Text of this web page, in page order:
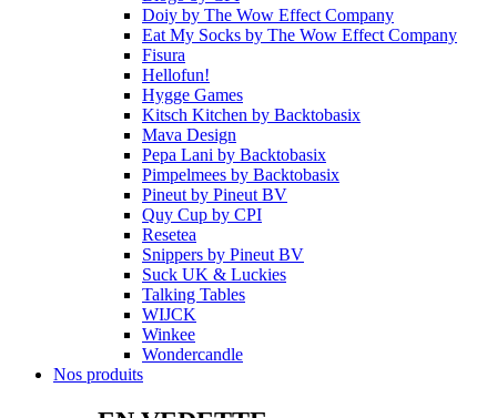
Doiy by The Wow Effect Company
Eat My Socks by The Wow Effect Company
Fisura
Hellofun!
Hygge Games
Kitsch Kitchen by Backtobasix
Mava Design
Pepa Lani by Backtobasix
Pimpelmees by Backtobasix
Pineut by Pineut BV
Quy Cup by CPI
Resetea
Snippers by Pineut BV
Suck UK & Luckies
Talking Tables
WIJCK
Winkee
Wondercandle
Nos produits